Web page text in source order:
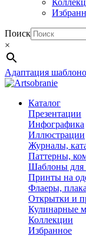
Поиск
×
Адаптация
Каталог
Презентации
Инфографика
Иллюстрации
Журналы,
Паттерны,
Шаблоны для
Принты на
Флаеры,
Открытки и
Кулинарные
Коллекции
Избранное